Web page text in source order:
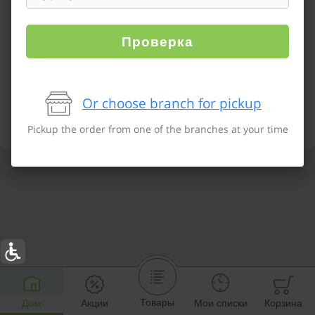
Дом Акции Товары Мои списки Корзина
Проверка
Or choose branch for pickup
Pickup the order from one of the branches at your time